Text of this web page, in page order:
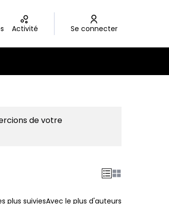
Activité Se connecter
de votre
plus suiviesAvec le plus d'auteurs